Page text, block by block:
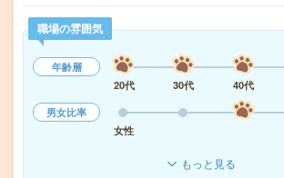
職場の雰囲気
年齢層
20代
30代 40代
男女比率
女性
もっと見る